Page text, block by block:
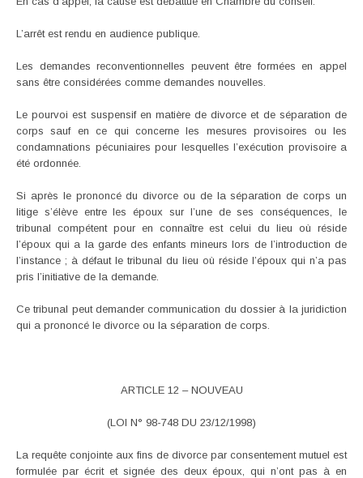
L’arrêt est rendu en audience publique.
Les demandes reconventionnelles peuvent être formées en appel
sans être considérées comme demandes nouvelles.
Le pourvoi est suspensif en matière de divorce et de séparation de
corps sauf en ce qui concerne les mesures provisoires ou les
condamnations pécuniaires pour lesquelles l’exécution provisoire a
été ordonnée.
Si après le prononcé du divorce ou de la séparation de corps un
litige s’élève entre les époux sur l’une de ses conséquences, le
tribunal compétent pour en connaître est celui du lieu où réside
l’époux qui a la garde des enfants mineurs lors de l’introduction de
l’instance ; à défaut le tribunal du lieu où réside l’époux qui n’a pas
pris l’initiative de la demande.
Ce tribunal peut demander communication du dossier à la juridiction
qui a prononcé le divorce ou la séparation de corps.
ARTICLE 12 – NOUVEAU
(LOI N° 98-748 DU 23/12/1998)
La requête conjointe aux fins de divorce par consentement mutuel est
formulée par écrit et signée des deux époux, qui n’ont pas à en